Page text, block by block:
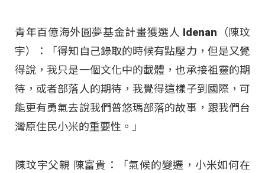
青年百億海外圓夢基金計畫獲選人 Idenan（陳玟
宇）：「得知自己錄取的時候有點壓力，但是又覺
得說，我只是一個文化中的載體，也承接祖靈的期
待，或者部落人的期待，我覺得這樣子到國際，可
能更有勇氣去說我們普悠瑪部落的故事，跟我們台
灣原住民小米的重要性。」
陳玟宇父親 陳富貴：「氣候的變遷，小米如何在